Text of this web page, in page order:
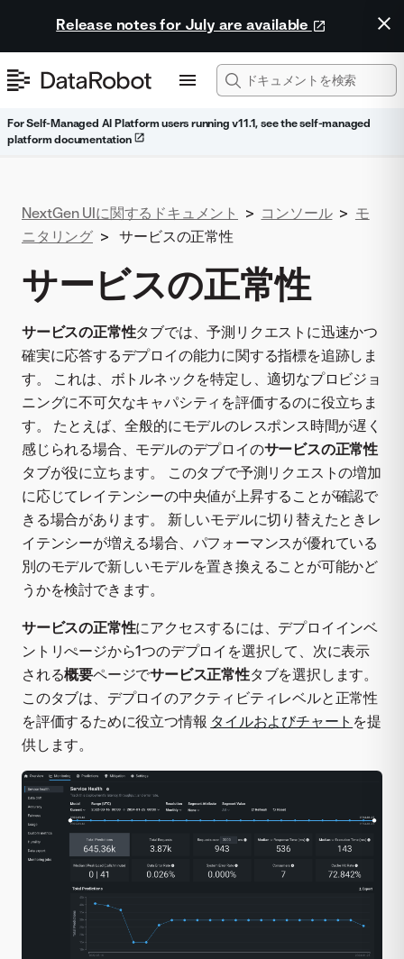
Release notes for July are available
For Self-Managed AI Platform users running v11.1, see the self-managed
platform documentation
NextGen UIに関するドキュメント > コンソール > モ
ニタリング > サービスの正常性
サービスの正常性
サービスの正常性タブでは、予測リクエストに迅速かつ
確実に応答するデプロイの能力に関する指標を追跡しま
す。 これは、ボトルネックを特定し、適切なプロビジョ
ニングに不可欠なキャパシティを評価するのに役立ちま
す。 たとえば、全般的にモデルのレスポンス時間が遅く
感じられる場合、モデルのデプロイのサービスの正常性
タブが役に立ちます。 このタブで予測リクエストの増加
に応じてレイテンシーの中央値が上昇することが確認で
きる場合があります。 新しいモデルに切り替えたときレ
イテンシーが増える場合、パフォーマンスが優れている
別のモデルで新しいモデルを置き換えることが可能かど
うかを検討できます。
サービスの正常性にアクセスするには、デプロイインベ
ントリぺージから1つのデプロイを選択して、次に表示
される概要ページでサービス正常性タブを選択します。
このタブは、デプロイのアクティビティレベルと正常性
を評価するために役立つ情報 タイルおよびチャート を提
供します。